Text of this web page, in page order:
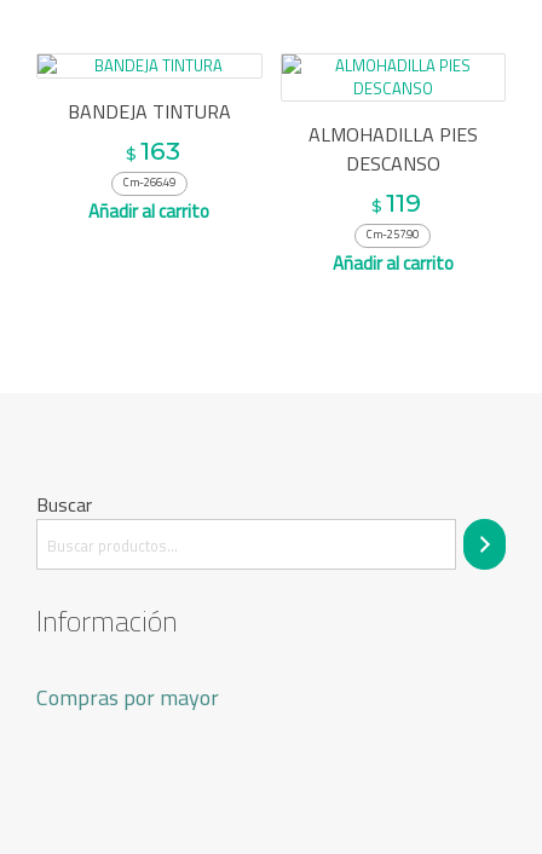
BANDEJA TINTURA
$ 163
Cm-266.49
Añadir al carrito
ALMOHADILLA PIES
DESCANSO
$ 119
Cm-257.90
Añadir al carrito
Buscar
Información
Compras por mayor